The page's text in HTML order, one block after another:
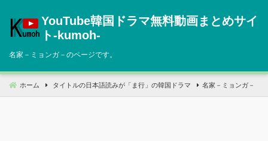
へ
動
YouTube韓国ドラマ無料動画まとめサイ
ト‐kumoh‐
名家－ミョンガ－のページです。
ホーム タイトルの日本語読みが「ま行」の韓国ドラマ 名家－ミョンガ－